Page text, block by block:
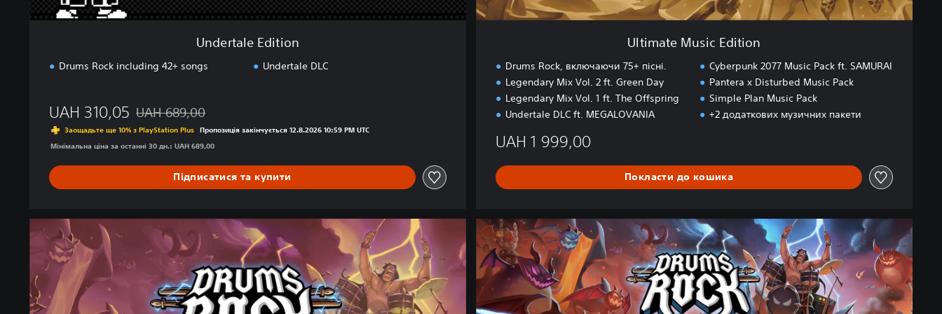
Undertale Edition
Drums Rock including 42+ songs Undertale DLC
UAH 310,05 Знижка від початкової ціни UAH 689,00
UAH 689,00
Заощадьте ще 10% з PlayStation Plus Пропозиція закінчується 12.8.2026 10:59 PM UTC
Мінімальна ціна за останні 30 дн.: UAH 689,00
Підписатися та купити
t
Ultimate Music Edition
Drums Rock, включаючи 75+ пісні.
Legendary Mix Vol. 2 ft. Green Day
Legendary Mix Vol. 1 ft. The Offspring
Undertale DLC ft. MEGALOVANIA
Cyberpunk 2077 Music Pack ft. SAMURAI
Pantera x Disturbed Music Pack
Simple Plan Music Pack
+2 додаткових музичних пакети
UAH 1 999,00
Покласти до кошика
i
u
i
k
n